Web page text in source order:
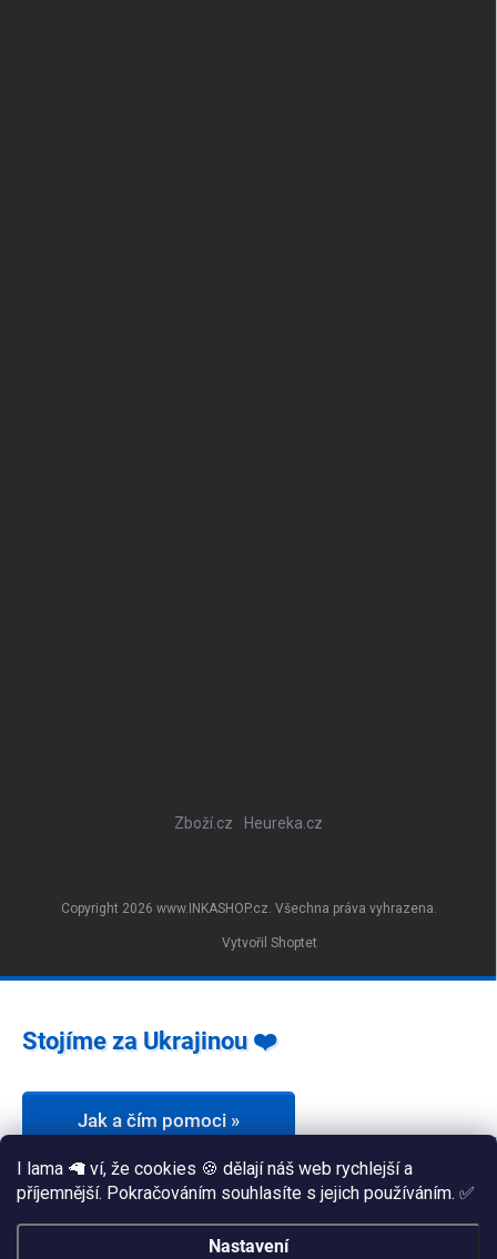
I lama 🦙 ví, že cookies 🍪 dělají náš web rychlejší a
příjemnější. Pokračováním souhlasíte s jejich používáním. ✅
Nastavení
Zboží.cz Heureka.cz
Vytvořil Shoptet
Copyright 2026 www.INKASHOP.cz. Všechna práva vyhrazena.
Stojíme za Ukrajinou ❤️
Jak a čím pomoci »